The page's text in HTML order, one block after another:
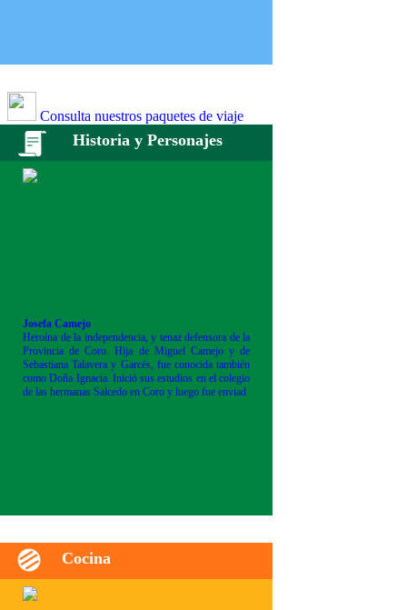
Consulta nuestros paquetes de viaje
Historia y Personajes
Josefa Camejo
Heroína de la independencia, y tenaz defensora de la
Provincia de Coro. Hija de Miguel Camejo y de
Sebastiana Talavera y Garcés, fue conocida también
como Doña Ignacia. Inició sus estudios en el colegio
de las hermanas Salcedo en Coro y luego fue enviad
Cocina